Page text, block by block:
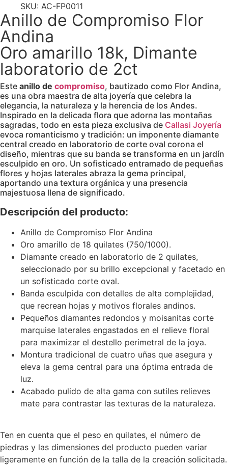
SKU: AC-FP0011
Anillo de Compromiso Flor
Andina
Oro amarillo 18k, Dimante
laboratorio de 2ct
Este anillo de compromiso, bautizado como Flor Andina,
es una obra maestra de alta joyería que celebra la
elegancia, la naturaleza y la herencia de los Andes.
Inspirado en la delicada flora que adorna las montañas
sagradas, todo en esta pieza exclusiva de Callasi Joyería
evoca romanticismo y tradición: un imponente diamante
central creado en laboratorio de corte oval corona el
diseño, mientras que su banda se transforma en un jardín
esculpido en oro. Un sofisticado entramado de pequeñas
flores y hojas laterales abraza la gema principal,
aportando una textura orgánica y una presencia
majestuosa llena de significado.
Descripción del producto:
Anillo de Compromiso Flor Andina
Oro amarillo de 18 quilates (750/1000).
Diamante creado en laboratorio de 2 quilates,
seleccionado por su brillo excepcional y facetado en
un sofisticado corte oval.
Banda esculpida con detalles de alta complejidad,
que recrean hojas y motivos florales andinos.
Pequeños diamantes redondos y moisanitas corte
marquise laterales engastados en el relieve floral
para maximizar el destello perimetral de la joya.
Montura tradicional de cuatro uñas que asegura y
eleva la gema central para una óptima entrada de
luz.
Acabado pulido de alta gama con sutiles relieves
mate para contrastar las texturas de la naturaleza.
Ten en cuenta que el peso en quilates, el número de
piedras y las dimensiones del producto pueden variar
ligeramente en función de la talla de la creación solicitada.